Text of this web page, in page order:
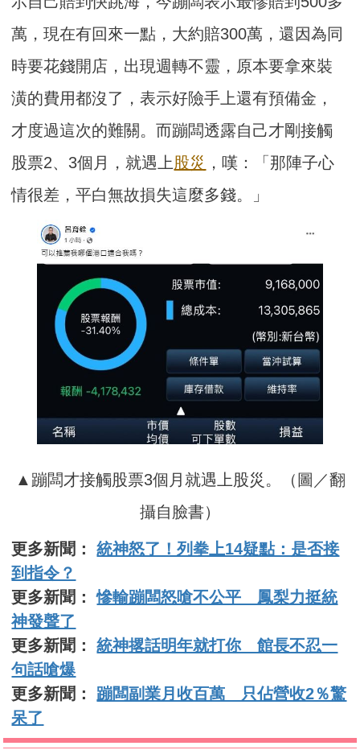
萬，現在有回來一點，大約賠300萬，還因為同
時要花錢開店，出現週轉不靈，原本要拿來裝
潢的費用都沒了，表示好險手上還有預備金，
才度過這次的難關。而蹦闆透露自己才剛接觸
股票2、3個月，就遇上股災 ，嘆：「那陣子心
情很差，平白無故損失這麼多錢。」
▲蹦闆才接觸股票3個月就遇上股災。（圖／翻
攝自臉書）
更多新聞：統神怒了！列拳上14疑點：是否接
到指令？
更多新聞：慘輸蹦闆怒嗆不公平 鳳梨力挺統
神發聲了
更多新聞：統神撂話明年就打你 館長不忍一
句話嗆爆
更多新聞： 蹦闆副業月收百萬 只佔營收2％驚
呆了